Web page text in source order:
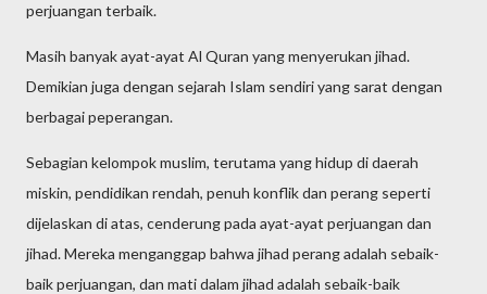
perjuangan terbaik.
Masih banyak ayat-ayat Al Quran yang menyerukan jihad.
Demikian juga dengan sejarah Islam sendiri yang sarat dengan
berbagai peperangan.
Sebagian kelompok muslim, terutama yang hidup di daerah
miskin, pendidikan rendah, penuh konflik dan perang seperti
dijelaskan di atas, cenderung pada ayat-ayat perjuangan dan
jihad. Mereka menganggap bahwa jihad perang adalah sebaik-
baik perjuangan, dan mati dalam jihad adalah sebaik-baik